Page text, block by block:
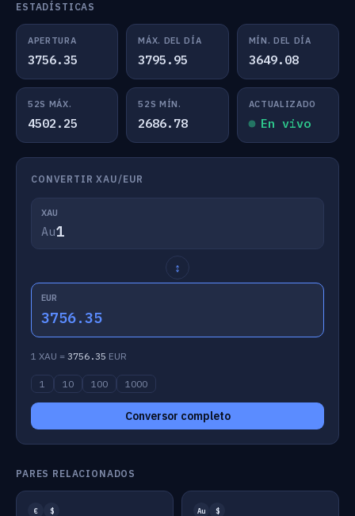
ESTADÍSTICAS
APERTURA
3756.35
MÁX. DEL DÍA
3795.95
MÍN. DEL DÍA
3649.08
52S MÁX.
4502.25
52S MÍN.
2686.78
ACTUALIZADO
En vivo
CONVERTIR XAU/EUR
XAU
Au
↕
EUR
3756.35
1 XAU = 3756.35 EUR
1 10 100 1000
Conversor completo
PARES RELACIONADOS
€ $ Au $